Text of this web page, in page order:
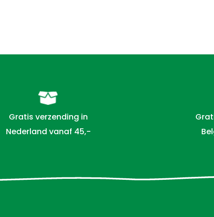
Gratis verzending in
Nederland vanaf 45,-